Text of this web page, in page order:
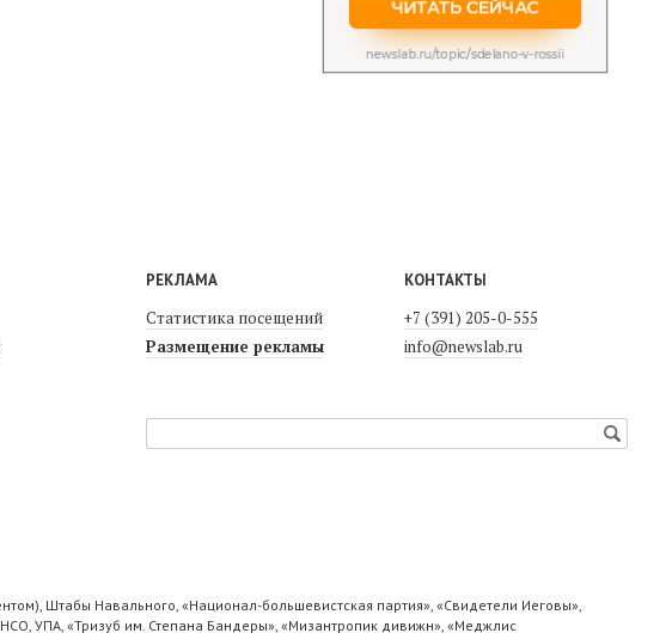
РЕКЛАМА
Статистика посещений
Размещение рекламы
КОНТАКТЫ
+7 (391) 205-0-555
info@newslab.ru
Штабы Навального, «Национал-большевистская партия», «Свидетели Иеговы»,
УПА, «Тризуб им. Степана Бандеры», «Мизантропик дивижн», «Меджлис